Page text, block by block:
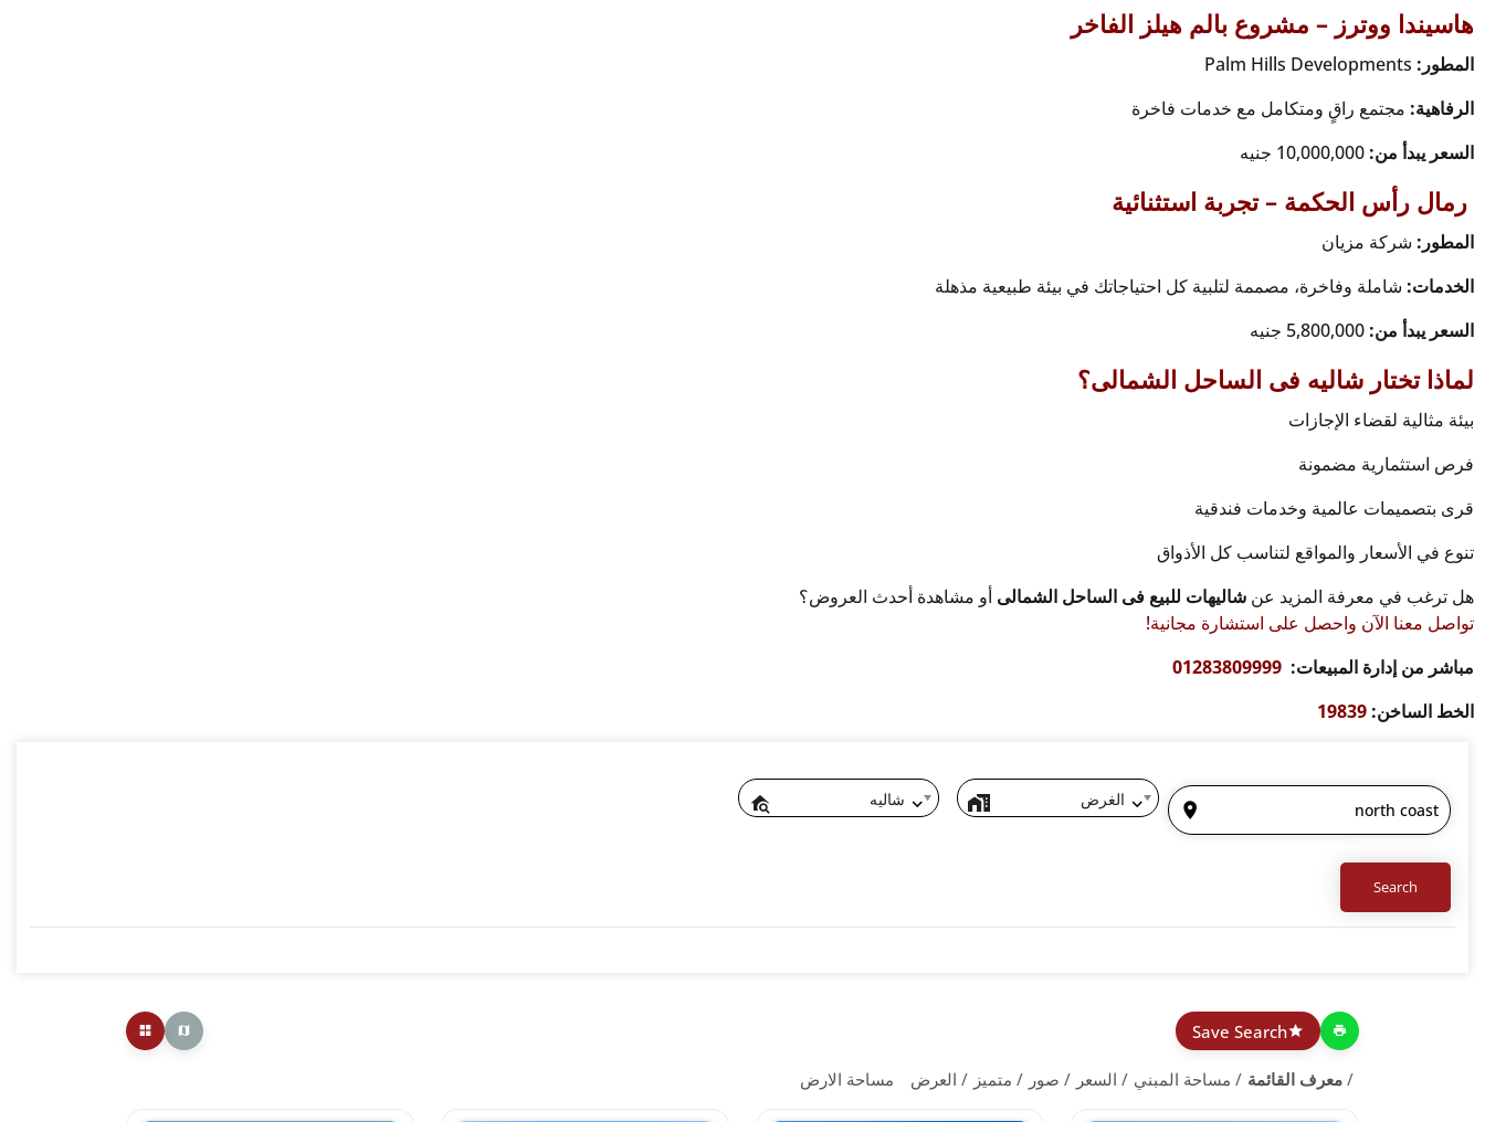
هاسيندا ووترز – مشروع بالم هيلز الفاخر
المطور:
الرفاهية: مجتمع راقٍ ومتكامل مع خدمات فاخرة
السعر يبدأ من:
رمال رأس الحكمة – تجربة استثنائية
المطور: شركة مزيان
الخدمات: شاملة وفاخرة، مصممة لتلبية كل احتياجاتك في بيئة طبيعية مذهلة
السعر يبدأ من:
لماذا تختار شاليه فى الساحل الشمالى؟
بيئة مثالية لقضاء الإجازات
فرص استثمارية مضمونة
قرى بتصميمات عالمية وخدمات فندقية
تنوع في الأسعار والمواقع لتناسب كل الأذواق
هل ترغب في معرفة المزيد عن شاليهات للبيع فى الساحل الشمالى أو مشاهدة أحدث العروض؟
تواصل معنا الآن واحصل على استشارة مجانية!
مباشر من إدارة المبيعات: 01283809999
الخط الساخن: 19839
الغرض شاليه
Save Search
معرف القائمة مساحة المبني السعر صور متميز العرض مساحة الارض